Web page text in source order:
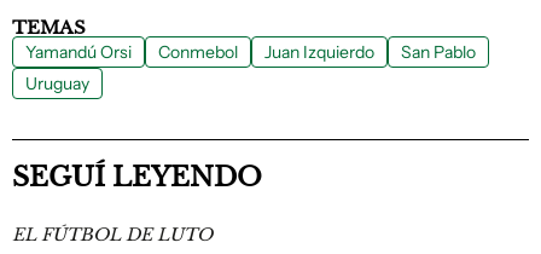
TEMAS
Yamandú Orsi Conmebol Juan Izquierdo
San Pablo
Uruguay
SEGUÍ LEYENDO
EL FÚTBOL DE LUTO